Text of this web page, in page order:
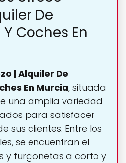
De
Coches En
| Alquiler De
En Murcia, situada
una amplia variedad
para satisfacer
sus clientes. Entre los
se encuentran el
y furgonetas a corto y